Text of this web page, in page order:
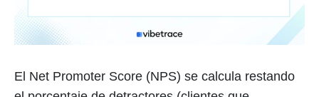
El Net Promoter Score (NPS) se calcula restando